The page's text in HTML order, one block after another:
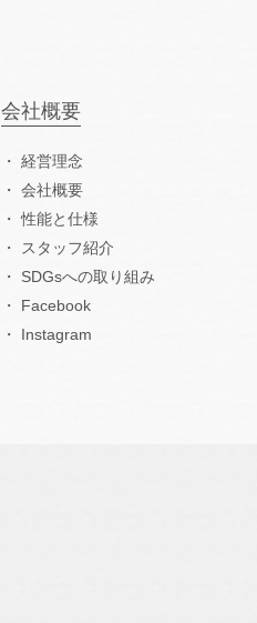
会社概要
経営理念
会社概要
性能と仕様
スタッフ紹介
SDGsへの取り組み
Facebook
Instagram